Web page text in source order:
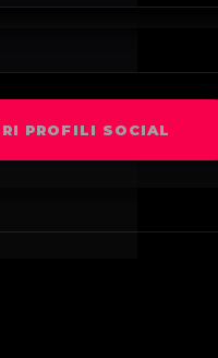
PROFILI SOCIAL